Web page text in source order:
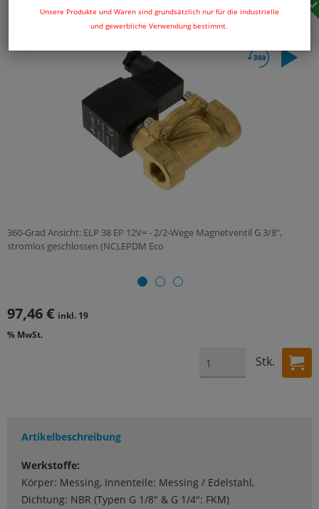
Unsere Produkte und Waren sind grundsätzlich nur für die industrielle
und gewerbliche Verwendung bestimmt.
360-Grad Ansicht: ELP 38 EP 12V= - 2/2-Wege Magnetventil G 3/8",
stromlos geschlossen (NC),EPDM Eco
97,46 € inkl. 19
% MwSt.
Stk.
Artikelbeschreibung
Werkstoffe:
Körper: Messing, Innenteile: Messing / Edelstahl,
Dichtung: NBR (Typen G 1/8" & G 1/4": FKM)